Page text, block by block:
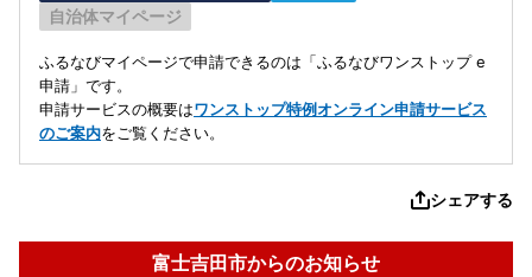
自治体マイページ
ふるなびマイページで申請できるのは「ふるなびワンストップ e
申請」です。
申請サービスの概要はワンストップ特例オンライン申請サービス
のご案内をご覧ください。
シェアする
富士吉田市からのお知らせ